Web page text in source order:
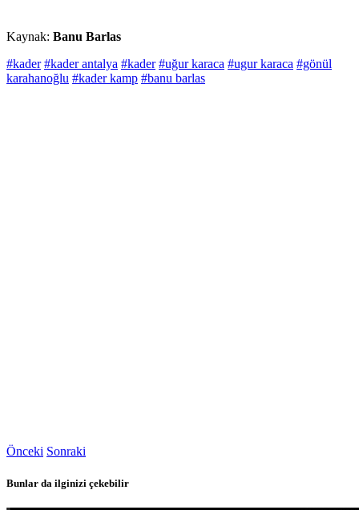
Kaynak: Banu Barlas
#kader #kader antalya #kader #uğur karaca #ugur karaca #gönül
karahanoğlu #kader kamp #banu barlas
Önceki Sonraki
Bunlar da ilginizi çekebilir